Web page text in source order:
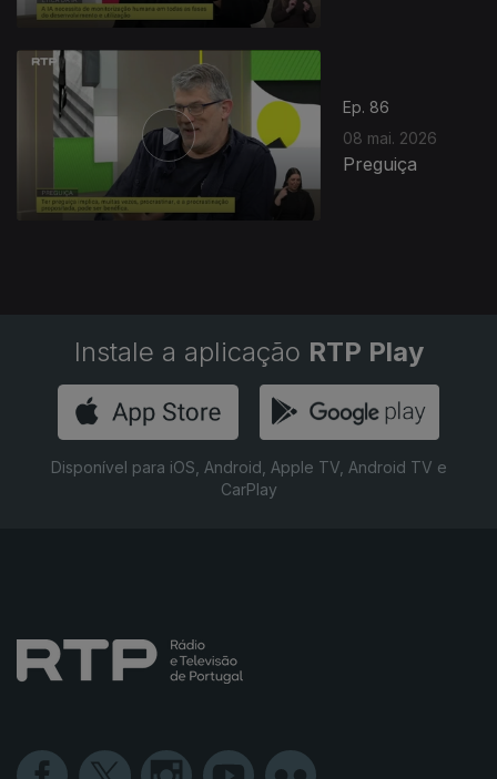
Ep. 86
08 mai. 2026
Preguiça
Instale a aplicação RTP Play
Disponível para iOS, Android, Apple TV, Android TV e
CarPlay